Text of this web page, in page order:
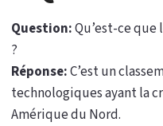
Question:Qu’est-ce que
?
Réponse:C’est un
technologiques ayant la
Amérique du Nord.